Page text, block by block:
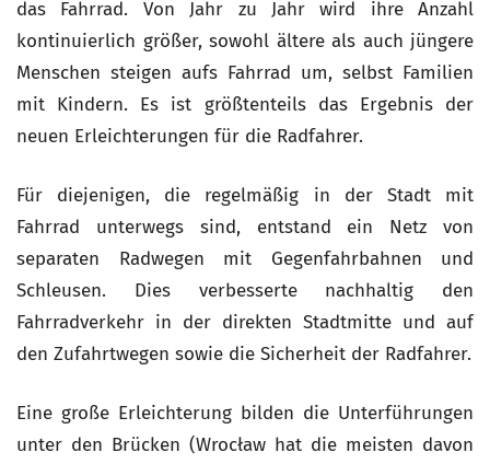
das Fahrrad. Von Jahr zu Jahr wird ihre Anzahl
kontinuierlich größer, sowohl ältere als auch jüngere
Menschen steigen aufs Fahrrad um, selbst Familien
mit Kindern. Es ist größtenteils das Ergebnis der
neuen Erleichterungen für die Radfahrer.
Für diejenigen, die regelmäßig in der Stadt mit
Fahrrad unterwegs sind, entstand ein Netz von
separaten Radwegen mit Gegenfahrbahnen und
Schleusen. Dies verbesserte nachhaltig den
Fahrradverkehr in der direkten Stadtmitte und auf
den Zufahrtwegen sowie die Sicherheit der Radfahrer.
Eine große Erleichterung bilden die Unterführungen
unter den Brücken (Wrocław hat die meisten davon